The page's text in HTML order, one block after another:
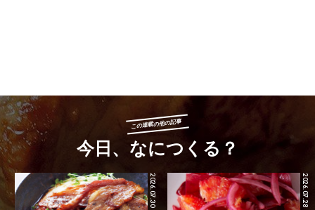
この連載の他の記事
今日、なにつくる？
2026.07.30 2026.07.28